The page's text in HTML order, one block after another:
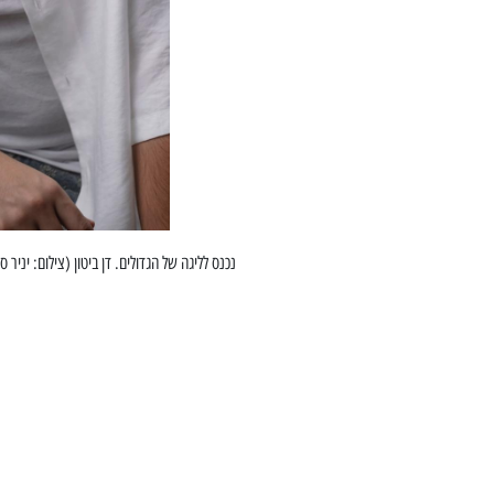
נכנס לליגה של הגדולים. דן ביטון (צילום: יניר